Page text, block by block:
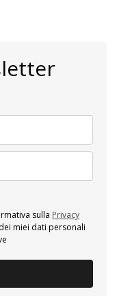
sulla Privacy
miei dati personali